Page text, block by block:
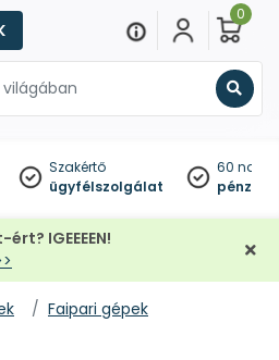
0
Szakértő
ügyfélszolgálat
60
IGEEEEN!
Faipari gépek